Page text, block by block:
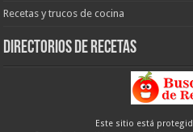
Recetas y trucos de cocina
Directorios de recetas
Este sitio está